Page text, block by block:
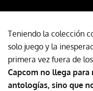
Teniendo la colección
solo juego y la
primera vez fuera de los
Capcom no llega
antologías, sino que